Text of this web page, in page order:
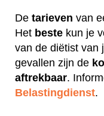
De tarieven van
Het beste kun je
van de diëtist van
gevallen zijn de
aftrekbaar.
Belastingdienst.